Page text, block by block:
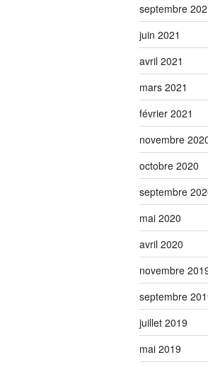
septembre
juin 2021
avril 2021
mars 2021
février 2021
novembre
octobre 2020
septembre
mai 2020
avril 2020
novembre
septembre
juillet 2019
mai 2019